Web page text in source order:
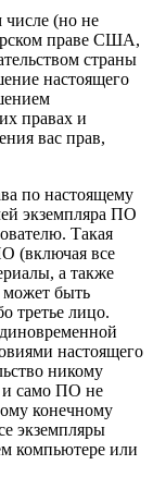
(но не
праве США,
страны
настоящего
правах и
вас прав,
по настоящему
экземпляра ПО
Такая
(включая все
а также
может быть
третье лицо.
настоящего
никому
и само ПО не
конечному
экземпляры
компьютере или